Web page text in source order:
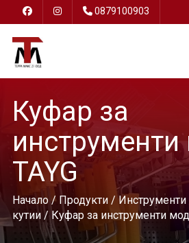
0879100903
Куфар за
TAYG
Начало/ Продукти/Инструменти
кутии/ Куфар за инструменти мод